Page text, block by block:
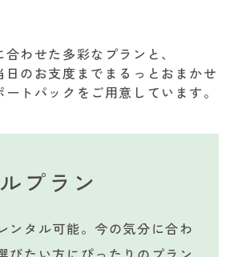
合わせた多彩なプランと、
日のお支度までまるっとおまかせ
トパックをご用意しています。
プラン
ンタル可能。今の気分に合わ